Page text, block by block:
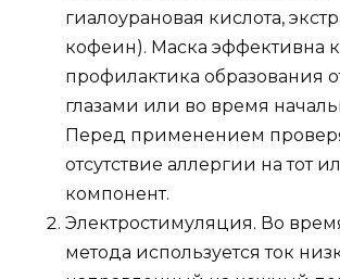
гиалоурановая кислота,
кофеин). Маска эффективна
профилактика образования
глазами или во время
Перед применением
отсутствие аллергии на тот
компонент.
Электростимуляция. Во
метода используется ток